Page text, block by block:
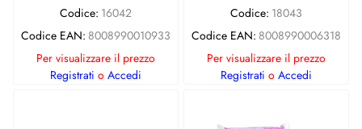
Codice: 16042
Codice EAN: 8008990010933
Per visualizzare il prezzo
Registrati o Accedi
Codice: 18043
Codice EAN: 8008990006318
Per visualizzare il prezzo
Registrati o Accedi